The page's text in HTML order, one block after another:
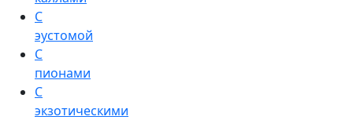
С
эустомой
С
пионами
С
экзотическими